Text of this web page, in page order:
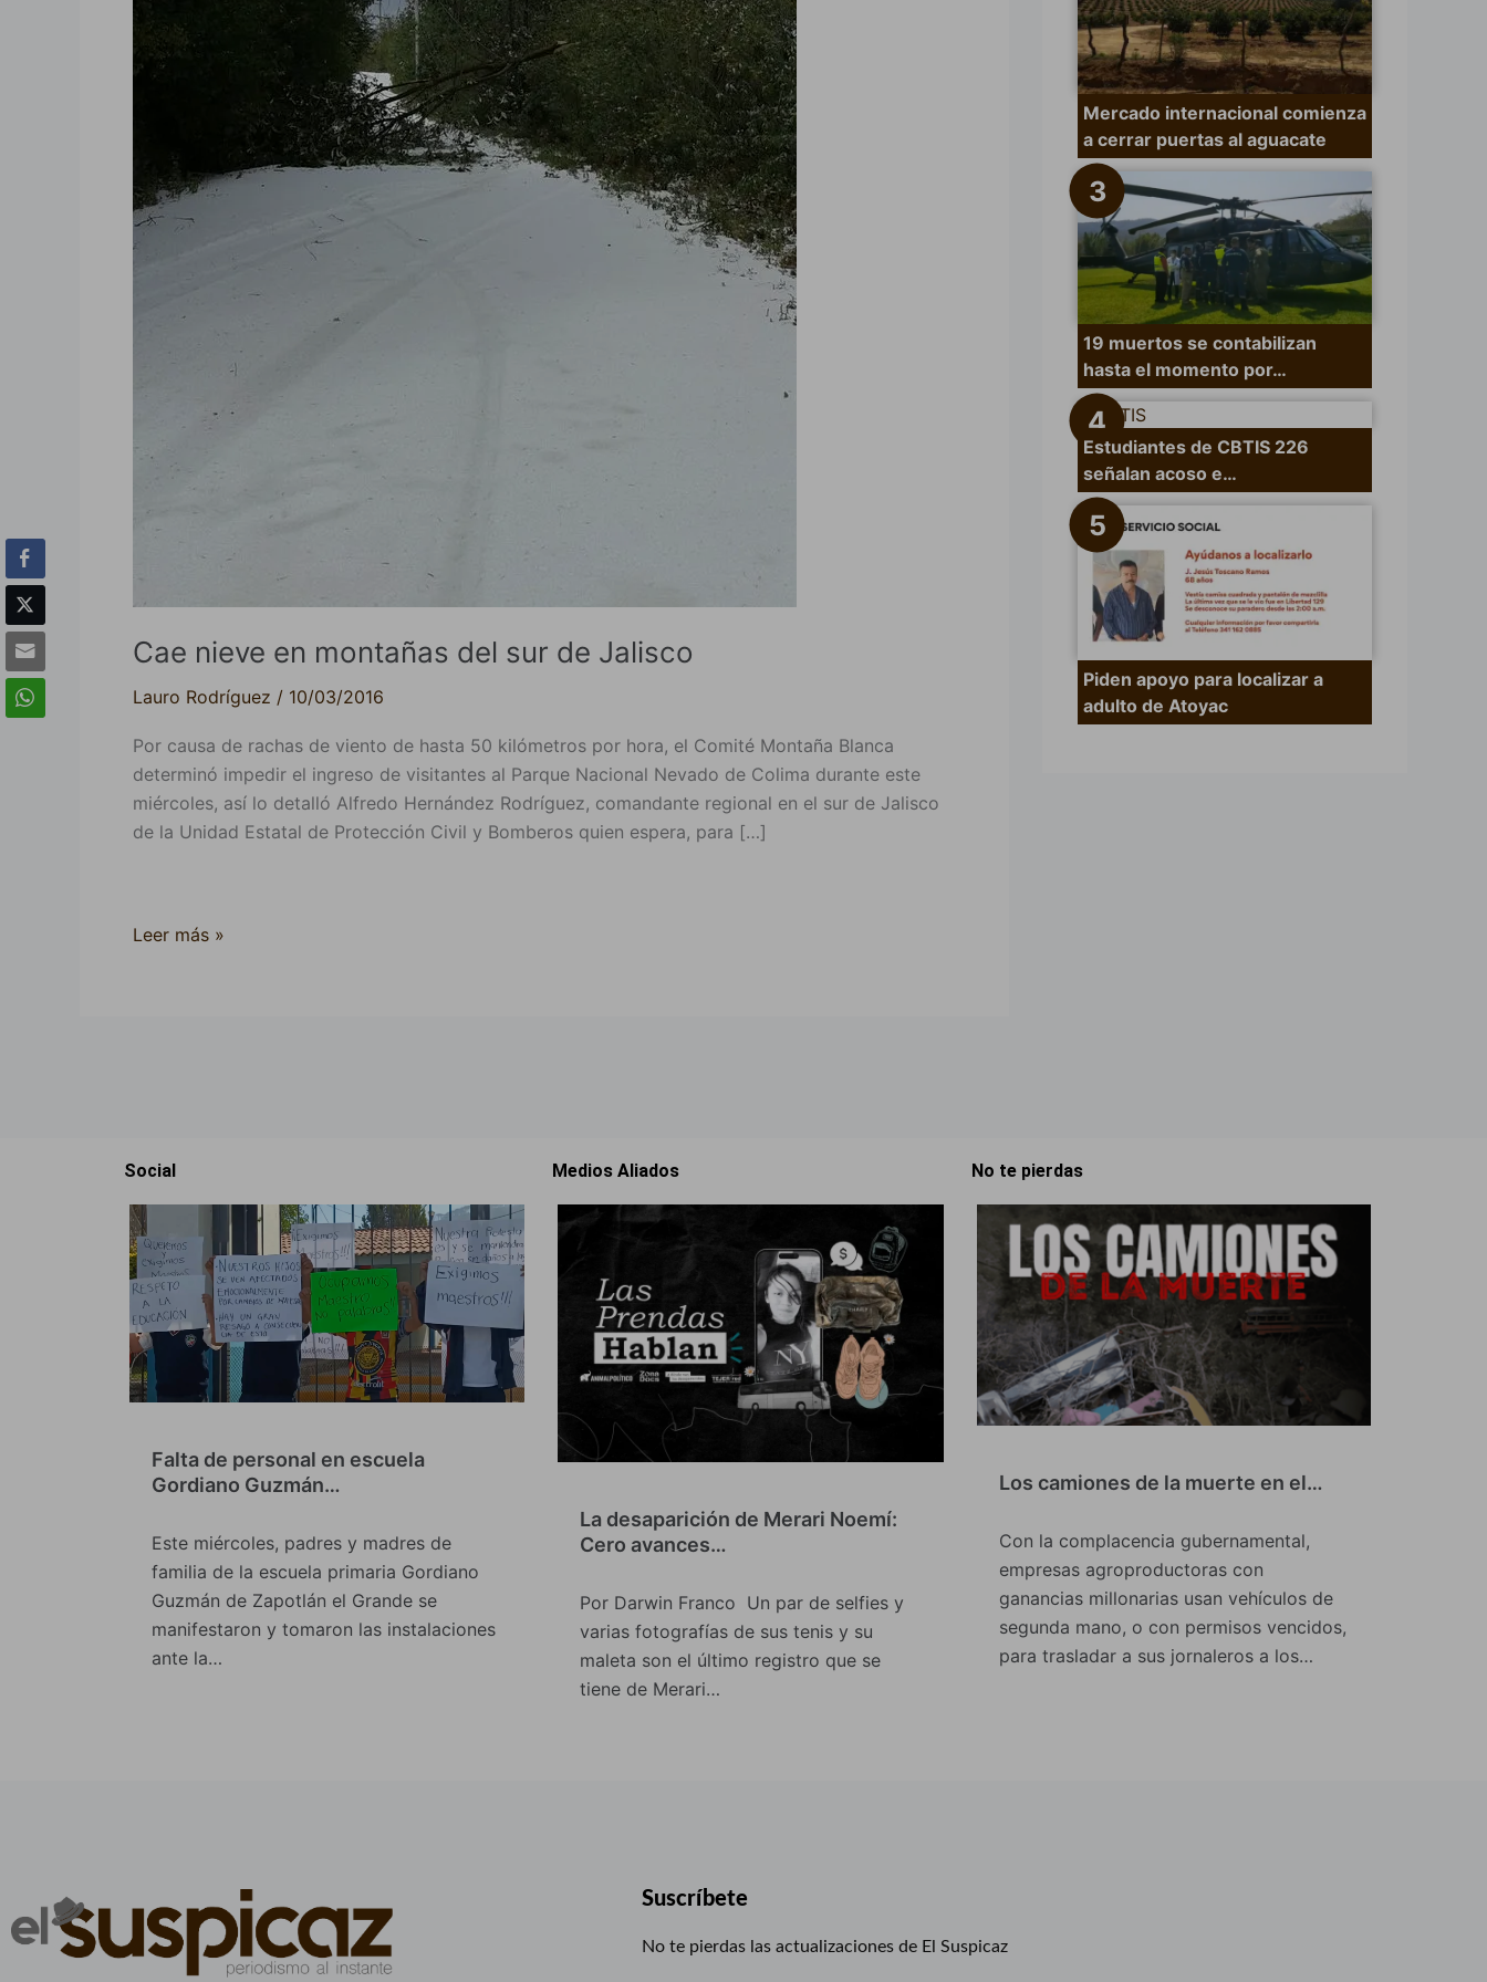
Cae nieve en montañas del sur de Jalisco
Lauro Rodríguez / 10/03/2016
Por causa de rachas de viento de hasta 50 kilómetros por hora, el Comité Montaña Blanca
determinó impedir el ingreso de visitantes al Parque Nacional Nevado de Colima durante este
miércoles, así lo detalló Alfredo Hernández Rodríguez, comandante regional en el sur de Jalisco
de la Unidad Estatal de Protección Civil y Bomberos quien espera, para […]
Leer más »
Mercado internacional comienza
a cerrar puertas al aguacate
19 muertos se contabilizan
hasta el momento por…
Estudiantes de CBTIS 226
señalan acoso e…
Piden apoyo para localizar a
adulto de Atoyac
Social
Falta de personal en escuela
Gordiano Guzmán…
Este miércoles, padres y madres de
familia de la escuela primaria Gordiano
Guzmán de Zapotlán el Grande se
manifestaron y tomaron las instalaciones
ante la…
Medios Aliados
La desaparición de Merari Noemí:
Cero avances…
Por Darwin Franco Un par de selfies y
varias fotografías de sus tenis y su
maleta son el último registro que se
tiene de Merari…
No te pierdas
Los camiones de la muerte en el…
Con la complacencia gubernamental,
empresas agroproductoras con
ganancias millonarias usan vehículos de
segunda mano, o con permisos vencidos,
para trasladar a sus jornaleros a los…
Suscríbete
No te pierdas las actualizaciones de El Suspicaz